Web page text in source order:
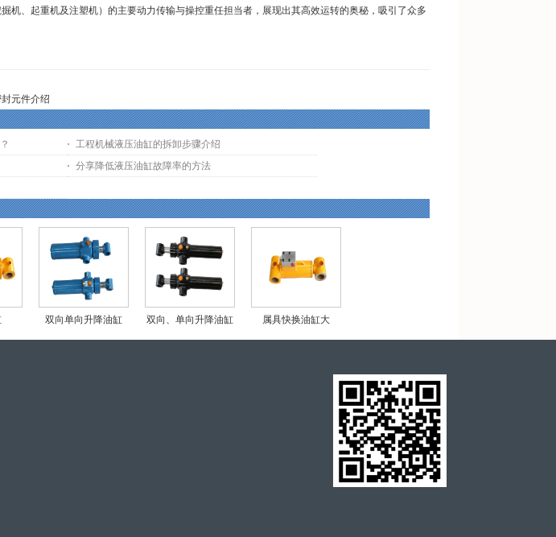
、起重机及注塑机）的主要动力传输与操控重任担当者，展现出其高效运转的奥秘，吸引了众多
元件介绍
工程机械液压油缸的拆卸步骤介绍
分享降低液压油缸故障率的方法
双向单向升降油缸 双向、单向升降油缸 属具快换油缸大